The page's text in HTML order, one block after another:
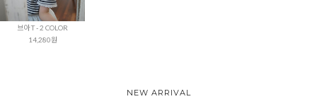
브아 T - 2 COLOR
14,280원
NEW ARRIVAL